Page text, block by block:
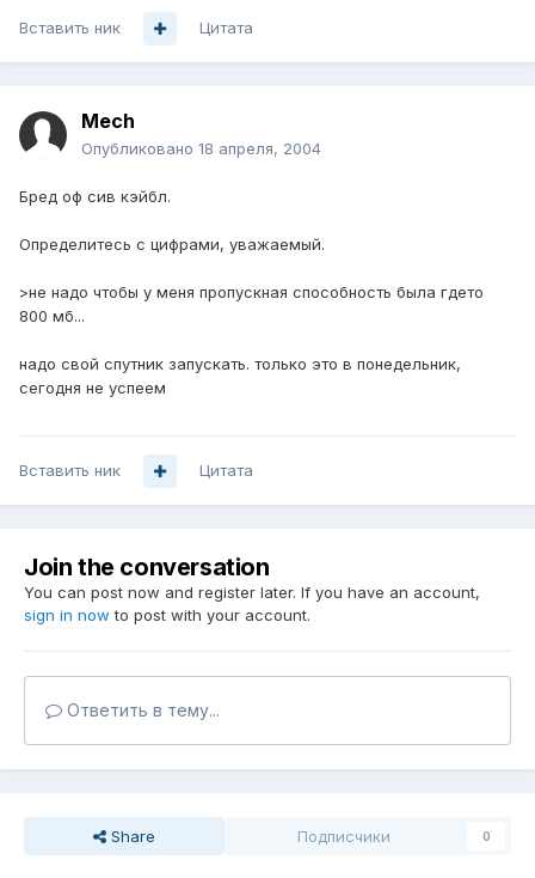
Вставить ник Цитата
Mech
Опубликовано 18 апреля, 2004
Бред оф сив кэйбл.
Определитесь с цифрами, уважаемый.
>не надо чтобы у меня пропускная способность была гдето
800 мб...
надо свой спутник запускать. только это в понедельник,
сегодня не успеем
Вставить ник Цитата
Join the conversation
You can post now and register later. If you have an account,
sign in now to post with your account.
Ответить в тему...
Share Подписчики 0